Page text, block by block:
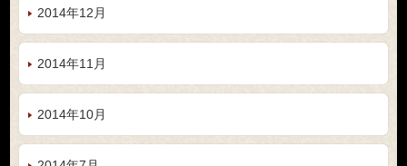
2014年12月
2014年11月
2014年10月